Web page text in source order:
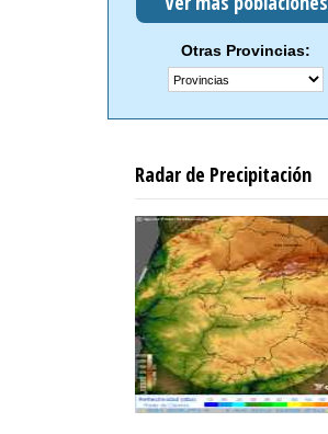
Otras Provincias:
Radar de Precipitación